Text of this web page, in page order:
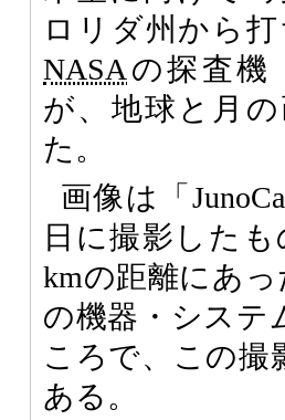
ロリダ州から
NASA の探査機
が、地球と月
た。
画像は「
日に撮影した
kmの距離にあ
の機器・システ
ころで、この撮
ある。